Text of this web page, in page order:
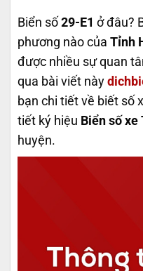
Biển số 29-E1 ở đâu?
phương nào của Tỉnh
được nhiều sự quan
qua bài viết này
bạn chi tiết về biết số
tiết ký hiệu Biển số xe
huyện.